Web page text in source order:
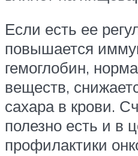
Если есть ее
повышается
гемоглобин,
веществ,
сахара в крови.
полезно есть и в
профилактики